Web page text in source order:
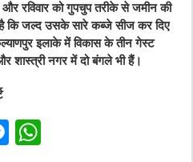
रविवार को गुपचुप तरीके से जमीन की
है कि जल्द उसके सारे कब्जे सीज कर दिए
इलाके में विकास के तीन गेस्ट
शास्त्री नगर में दो बंगले भी हैं।
M